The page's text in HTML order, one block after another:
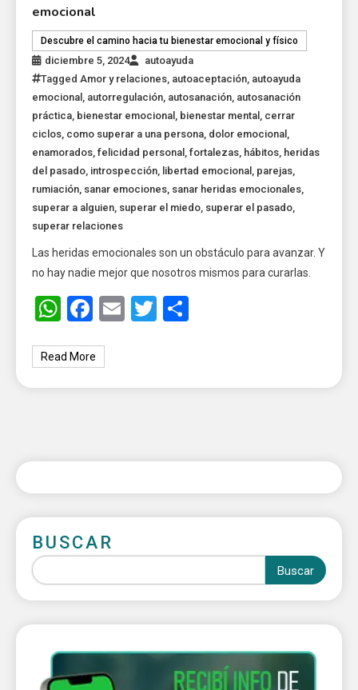
emocional
Descubre el camino hacia tu bienestar emocional y físico
diciembre 5, 2024
autoayuda
TaggedAmor y relaciones, autoaceptación, autoayuda
emocional , autorregulación, autosanación, autosanación
práctica, bienestar emocional , bienestar mental , cerrar
ciclos, como superar a una persona, dolor emocional ,
enamorados,felicidad personal ,fortalezas, hábitos, heridas
del pasado, introspección, libertad emocional , parejas,
rumiación, sanar emociones, sanar heridas emocionales,
superar a alguien, superar el miedo, superar el pasado,
superar relaciones
Las heridas emocionales son un obstáculo para avanzar. Y
no hay nadie mejor que nosotros mismos para curarlas.
WhatsApp
Facebook
EmailTwitter
Read More
BUSCAR
Buscar